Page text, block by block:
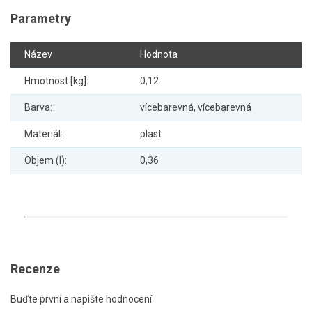
Parametry
Název Hodnota
Hmotnost [kg]: 0,12
Barva: vícebarevná, vícebarevná
Materiál: plast
Objem (l): 0,36
Recenze
Buďte první a napište hodnocení